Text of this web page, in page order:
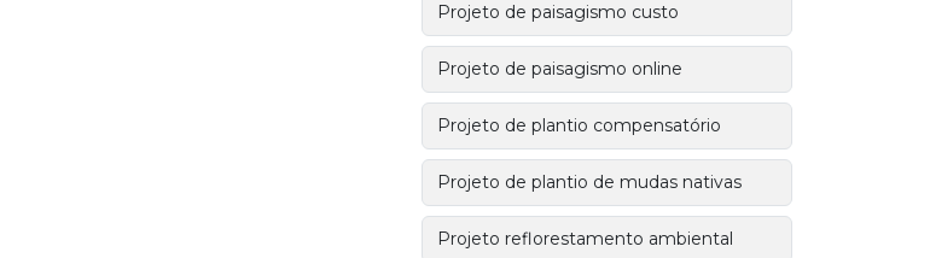
Projeto de paisagismo custo
Projeto de paisagismo online
Projeto de plantio compensatório
Projeto de plantio de mudas nativas
Projeto reflorestamento ambiental